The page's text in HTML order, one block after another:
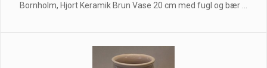
Bornholm, Hjort Keramik Brun Vase 20 cm med fugl og bær ...